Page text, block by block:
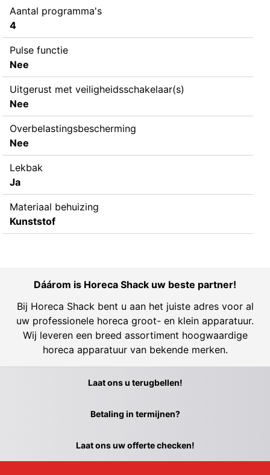
Aantal programma's
4
Pulse functie
Nee
Uitgerust met veiligheidsschakelaar(s)
Nee
Overbelastingsbescherming
Nee
Lekbak
Ja
Materiaal behuizing
Kunststof
Dáárom is Horeca Shack uw beste partner!
Bij Horeca Shack bent u aan het juiste adres voor al
uw professionele horeca groot- en klein apparatuur.
Wij leveren een breed assortiment hoogwaardige
horeca apparatuur van bekende merken.
Laat ons u terugbellen!
Betaling in termijnen?
Laat ons uw offerte checken!